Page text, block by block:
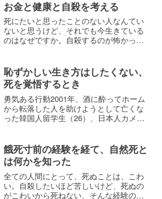
お金と健康と自殺を考える
死にたいと思ったことのない人なんてい
ないと思うけど、それでも今生きている
のはなぜですか。自殺するのが怖かった
といるという思い・・・
恥ずかしい生き方はしたくない、
死を覚悟するとき
勇気ある行動2001年、酒に酔ってホーム
から転落した人を助けようとして亡くな
った韓国人留学生（26）、日本人カメラ
気ある行動」と呼ぶことに対して批判も
あるかもしれな...
餓死寸前の経験を経て、自然死と
は何かを知った
全ての人間にとって、死ぬことは、こわ
い。自殺したいほど苦しいけど、死ぬの
がこわいから死ねない、そんな経験のあ